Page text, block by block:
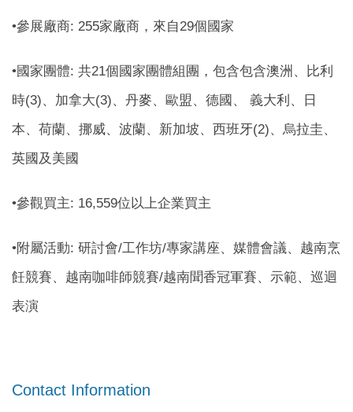
•參展廠商: 255家廠商，來自29個國家
•國家團體: 共21個國家團體組團，包含包含澳洲、比利
時(3)、加拿大(3)、丹麥、歐盟、德國、 義大利、日
本、荷蘭、挪威、波蘭、新加坡、西班牙(2)、烏拉圭、
英國及美國
•參觀買主: 16,559位以上企業買主
•附屬活動: 研討會/工作坊/專家講座、媒體會議、越南烹
飪競賽、越南咖啡師競賽/越南聞香冠軍賽、示範、巡迴
表演
Contact Information